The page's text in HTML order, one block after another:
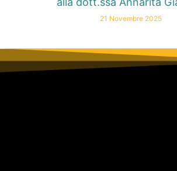
21 Novembre 2025